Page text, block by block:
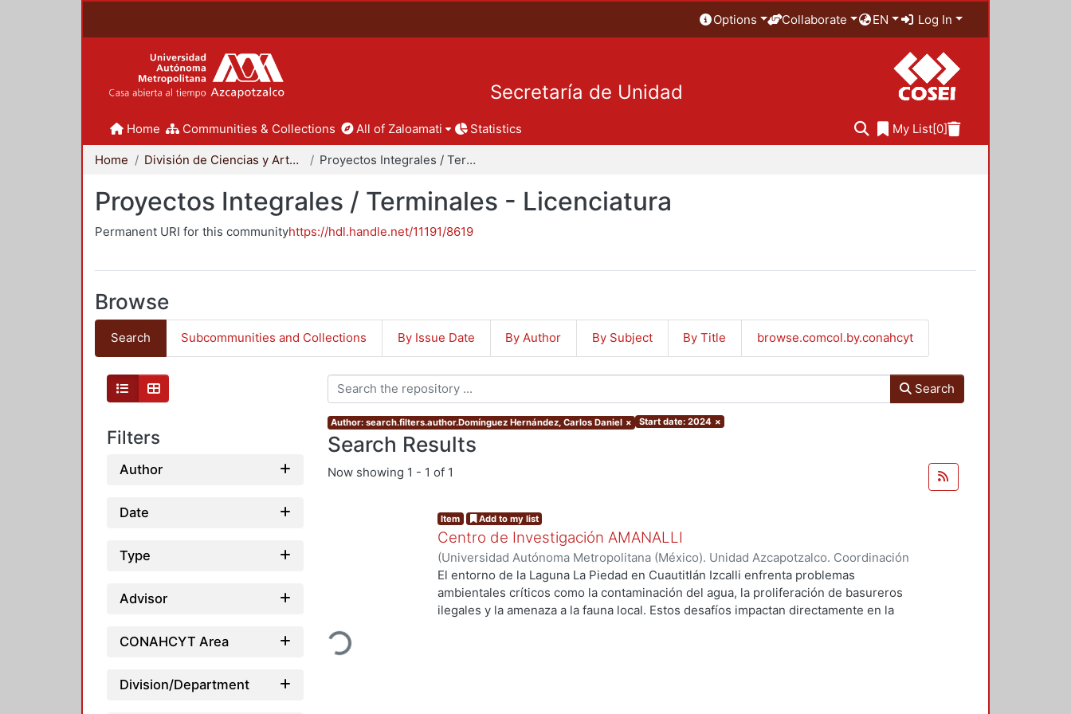
Options Collaborate EN Log In
Secretaría de Unidad
Home Communities & Collections All of Zaloamati Statistics My List[0]
Home División de Ciencias y Artes para el Diseño Proyectos Integrales / Terminales - Licenciatura
Proyectos Integrales / Terminales - Licenciatura
Permanent URI for this communityhttps://hdl.handle.net/11191/8619
Browse
Search Subcommunities and Collections By Issue Date By Author By Subject By Title browse.comcol.by.conahcyt
Filters
Author
Date
Type
Advisor
CONAHCYT Area
Division/Department
Search
Author: search.filters.author.Domínguez Hernández, Carlos Daniel × Start date: 2024 ×
Search Results
Now showing 1 - 1 of 1
Loading...
Item Add to my list
Centro de Investigación AMANALLI
(Universidad Autónoma Metropolitana (México). Unidad Azcapotzalco. Coordinación
de Servicios de Información.,2024)Aguilar Cruz, Liliana;Domínguez Hernández,
Carlos Daniel
El entorno de la Laguna La Piedad en Cuautitlán Izcalli enfrenta problemas
ambientales críticos como la contaminación del agua, la proliferación de basureros
ilegales y la amenaza a la fauna local. Estos desafíos impactan directamente en la